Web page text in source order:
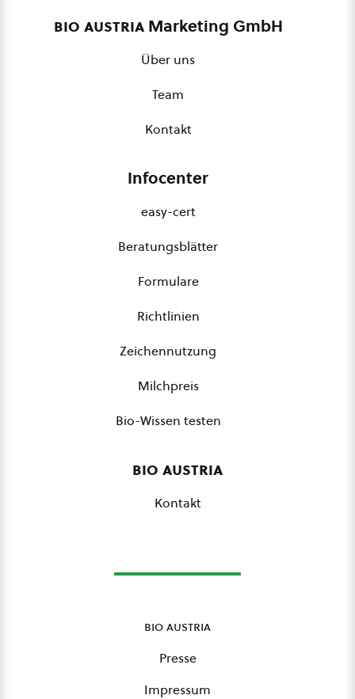
bio austriaMarketing GmbH
Über uns
Team
Kontakt
Infocenter
easy-cert
Beratungsblätter
Formulare
Richtlinien
Zeichennutzung
Milchpreis
Bio-Wissen testen
bio austria
Kontakt
bio austria
Presse
Impressum